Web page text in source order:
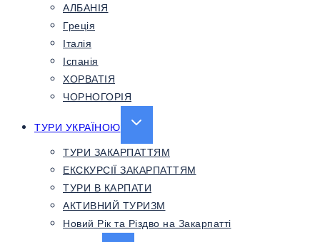
АЛБАНІЯ
Греція
Італія
Іспанія
ХОРВАТІЯ
ЧОРНОГОРІЯ
ТУРИ УКРАЇНОЮ
EXPAND
MENU
ТУРИ ЗАКАРПАТТЯМ
ЕКСКУРСІЇ ЗАКАРПАТТЯМ
ТУРИ В КАРПАТИ
АКТИВНИЙ ТУРИЗМ
Новий Рік та Різдво на Закарпатті